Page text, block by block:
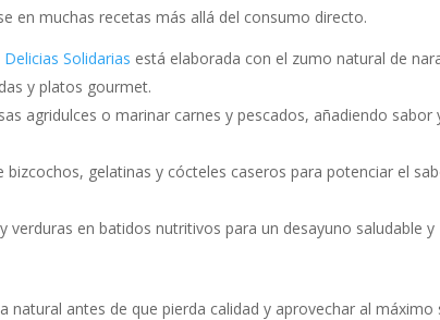
en muchas recetas más allá del consumo directo.
Solidarias está elaborada con el zumo natural de
y platos gourmet.
agridulces o marinar carnes y pescados, añadiendo sabor
gelatinas y cócteles caseros para potenciar el
verduras en batidos nutritivos para un desayuno saludable y
antes de que pierda calidad y aprovechar al máximo